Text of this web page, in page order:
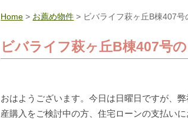
Home > お薦め物件 > ビバライフ萩ヶ丘B棟407
ビバライフ萩ヶ丘B棟407号
おはようございます。今日は日曜日ですが、
産購入をご検討中の方、住宅ローンの支払い